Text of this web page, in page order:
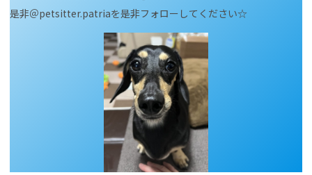
是非＠petsitter.patriaを是非フォローしてください☆